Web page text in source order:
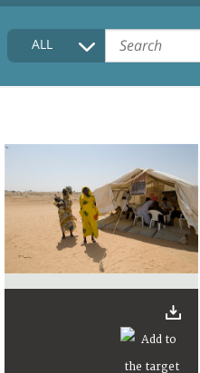
HOME
COLLECTIONS DESCRIPTION
FAQ
ALL